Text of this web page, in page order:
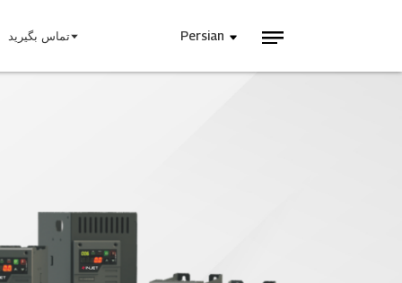
تماس بگیرید Persian